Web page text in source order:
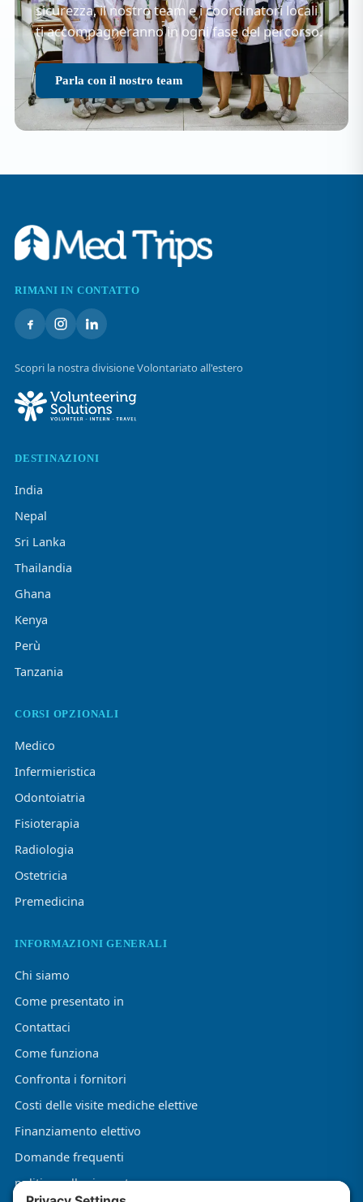
sicurezza, il nostro team e i coordinatori locali
ti accompagneranno in ogni fase del percorso.
Parla con il nostro team
RIMANI IN CONTATTO
Scopri la nostra divisione Volontariato all'estero
DESTINAZIONI
India
Nepal
Sri Lanka
Thailandia
Ghana
Kenya
Perù
Tanzania
CORSI OPZIONALI
Medico
Infermieristica
Odontoiatria
Fisioterapia
Radiologia
Ostetricia
Premedicina
INFORMAZIONI GENERALI
Chi siamo
Come presentato in
Contattaci
Come funziona
Confronta i fornitori
Costi delle visite mediche elettive
Finanziamento elettivo
Domande frequenti
politica sulla riservatezza